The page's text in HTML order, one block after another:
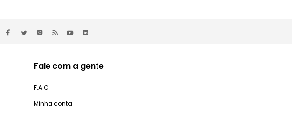
Fale com a gente
F.A.C
Minha conta